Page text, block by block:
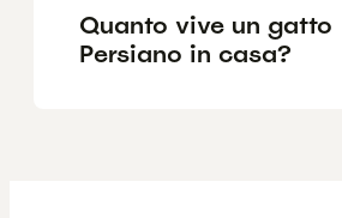
Quanto vive un gatto
Persiano in casa?